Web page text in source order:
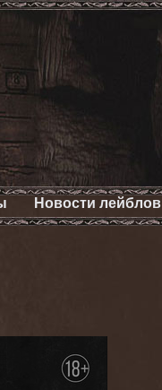
Новости лейблов